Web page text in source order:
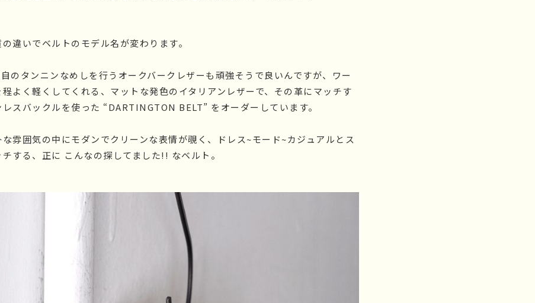
違いでベルトのモデル名が変わります。
のタンニンなめしを行うオークバークレザーも頑強そうで良いんですが、ワー
よく軽くしてくれる、マットな発色のイタリアンレザーで、その革にマッチす
スバックルを使った “DARTINGTON BELT” をオーダーしています。
雰囲気の中にモダンでクリーンな表情が覗く、ドレス~モード~カジュアルとス
する、正に こんなの探してました!! なベルト。